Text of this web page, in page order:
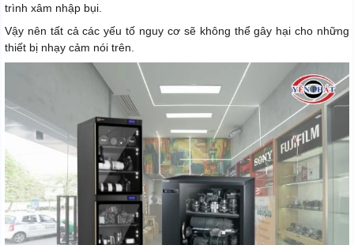
trình xâm nhập bụi.
Vậy nên tất cả các yếu tố nguy cơ sẽ không thể gây hại cho những
thiết bị nhạy cảm nói trên.